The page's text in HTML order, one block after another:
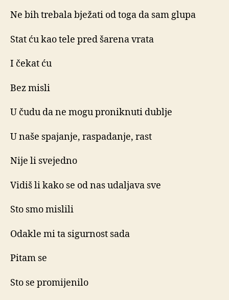
Ne bih trebala bježati od toga da sam glupa
Stat ću kao tele pred šarena vrata
I čekat ću
Bez misli
U čudu da ne mogu proniknuti dublje
U naše spajanje, raspadanje, rast
Nije li svejedno
Vidiš li kako se od nas udaljava sve
Sto smo mislili
Odakle mi ta sigurnost sada
Pitam se
Sto se promijenilo